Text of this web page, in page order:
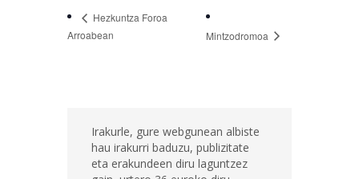
Hezkuntza Foroa
Arroabean
Mintzodromoa
Irakurle, gure webgunean albiste
hau irakurri baduzu, publizitate
eta erakundeen diru laguntzez